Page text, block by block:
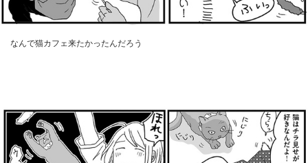
なんで猫カフェ来たかったんだろう